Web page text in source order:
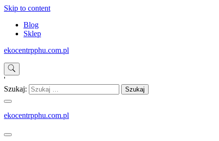
Skip to content
Blog
Sklep
ekocentrpphu.com.pl
'
Szukaj:
ekocentrpphu.com.pl